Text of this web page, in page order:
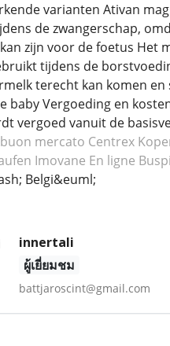
varianten Ativan
de zwangerschap,
zijn voor de foetus Het
tijdens de
terecht kan komen en
baby Vergoeding en
vergoed vanuit de
mercato Centrex
Imovane En ligne
Belgi&euml;
innertali
ผู้เยี่ยมชม
battjaroscint@gmail.com